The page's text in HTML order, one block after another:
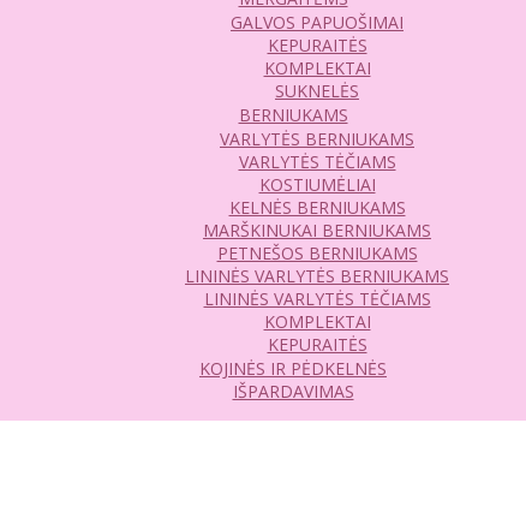
GALVOS PAPUOŠIMAI
KEPURAITĖS
KOMPLEKTAI
SUKNELĖS
BERNIUKAMS
VARLYTĖS BERNIUKAMS
VARLYTĖS TĖČIAMS
KOSTIUMĖLIAI
KELNĖS BERNIUKAMS
MARŠKINUKAI BERNIUKAMS
PETNEŠOS BERNIUKAMS
LININĖS VARLYTĖS BERNIUKAMS
LININĖS VARLYTĖS TĖČIAMS
KOMPLEKTAI
KEPURAITĖS
KOJINĖS IR PĖDKELNĖS
IŠPARDAVIMAS